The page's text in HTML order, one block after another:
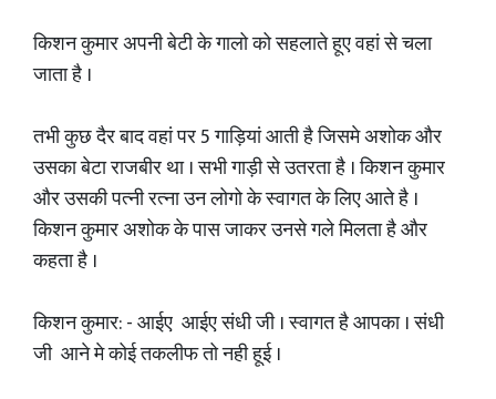
किशन कुमार अपनी बेटी के गालो को सहलाते हूए वहां से चला
जाता है ।
तभी कुछ दैर बाद वहां पर 5 गाड़ियां आती है जिसमे अशोक और
उसका बेटा राजबीर था । सभी गाड़ी से उतरता है । किशन कुमार
और उसकी पत्नी रत्ना उन लोगो के स्वागत के लिए आते है ।
किशन कुमार अशोक के पास जाकर उनसे गले मिलता है और
कहता है ।
किशन कुमार: - आईए आईए संधी जी । स्वागत है आपका । संधी
जी आने मे कोई तकलीफ तो नही हूई ।